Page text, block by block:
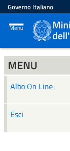
Governo Italiano
Menu
MENU
Albo On Line
Esci
ALBO ON
Ricerca